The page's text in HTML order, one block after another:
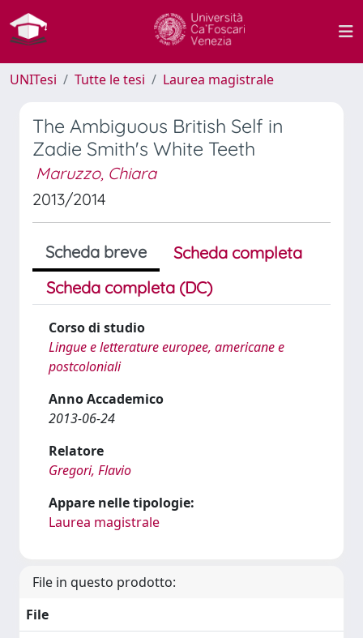
UNITesi Tutte le tesi Laurea magistrale
The Ambiguous British Self in
Zadie Smith's White Teeth
Maruzzo, Chiara
2013/2014
Scheda breve
Scheda completa
Scheda completa (DC)
Corso di studio
Lingue e letterature europee, americane e
postcoloniali
Anno Accademico
2013-06-24
Relatore
Gregori, Flavio
Appare nelle tipologie:
Laurea magistrale
File in questo prodotto:
File